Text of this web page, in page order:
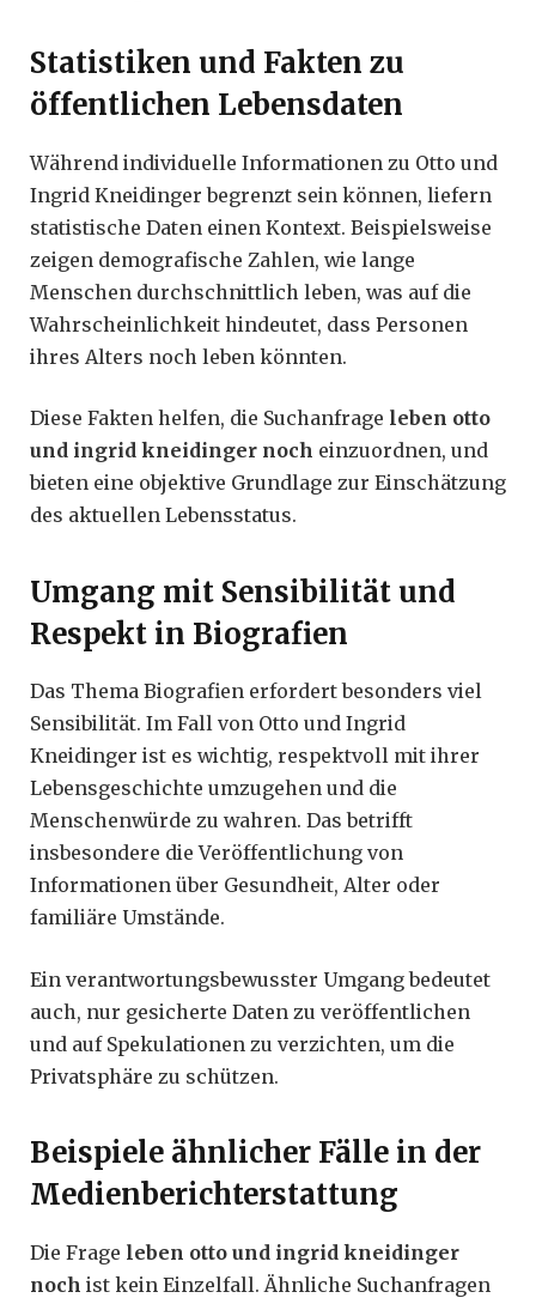
Statistiken und Fakten zu
öffentlichen Lebensdaten
Während individuelle Informationen zu Otto und
Ingrid Kneidinger begrenzt sein können, liefern
statistische Daten einen Kontext. Beispielsweise
zeigen demografische Zahlen, wie lange
Menschen durchschnittlich leben, was auf die
Wahrscheinlichkeit hindeutet, dass Personen
ihres Alters noch leben könnten.
Diese Fakten helfen, die Suchanfrage leben otto
und ingrid kneidinger noch einzuordnen, und
bieten eine objektive Grundlage zur Einschätzung
des aktuellen Lebensstatus.
Umgang mit Sensibilität und
Respekt in Biografien
Das Thema Biografien erfordert besonders viel
Sensibilität. Im Fall von Otto und Ingrid
Kneidinger ist es wichtig, respektvoll mit ihrer
Lebensgeschichte umzugehen und die
Menschenwürde zu wahren. Das betrifft
insbesondere die Veröffentlichung von
Informationen über Gesundheit, Alter oder
familiäre Umstände.
Ein verantwortungsbewusster Umgang bedeutet
auch, nur gesicherte Daten zu veröffentlichen
und auf Spekulationen zu verzichten, um die
Privatsphäre zu schützen.
Beispiele ähnlicher Fälle in der
Medienberichterstattung
Die Frage leben otto und ingrid kneidinger
noch ist kein Einzelfall. Ähnliche Suchanfragen